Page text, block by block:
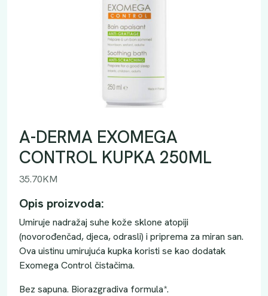
A-DERMA EXOMEGA
CONTROL KUPKA 250ML
35.70KM
Opis proizvoda:
Umiruje nadražaj suhe kože sklone atopiji
(novorođenčad, djeca, odrasli) i priprema za miran san.
Ova uistinu umirujuća kupka koristi se kao dodatak
Exomega Control čistačima.
Bez sapuna. Biorazgradiva formula*.